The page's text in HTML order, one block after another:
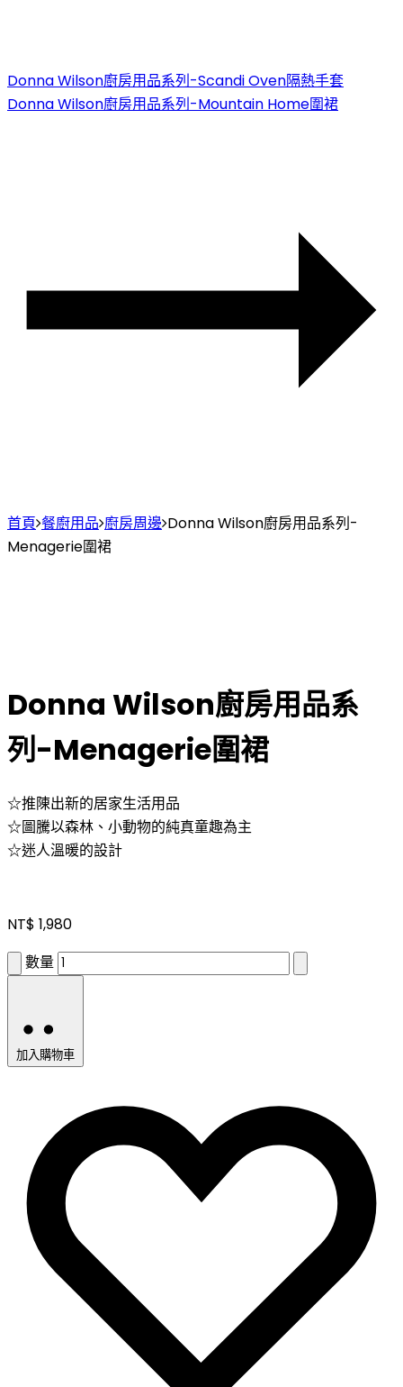
Donna Wilson廚房用品系列-Scandi Oven隔熱手套
Donna Wilson廚房用品系列-Mountain Home圍裙
首頁 餐廚用品 廚房周邊 Donna Wilson廚房用品系列-
Menagerie圍裙
Donna Wilson廚房用品系
列-Menagerie圍裙
☆推陳出新的居家生活用品
☆圖騰以森林、小動物的純真童趣為主
☆迷人溫暖的設計
NT$ 1,980
數量
加入購物車